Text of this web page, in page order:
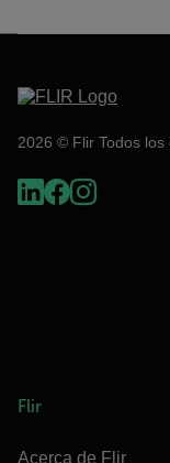
2026 © Flir Todos
Flir
Acerca de Flir